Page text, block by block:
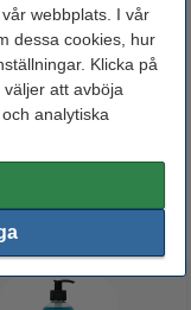
webbplats. I vår
dessa cookies, hur
Klicka på
att avböja
analytiska
| 2st